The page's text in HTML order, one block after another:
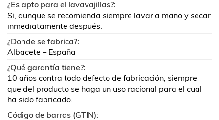
¿Es apto para el lavavajillas?:
Si, aunque se recomienda siempre lavar a mano y secar
inmediatamente después.
¿Donde se fabrica?:
Albacete – España
¿Qué garantía tiene?:
10 años contra todo defecto de fabricación, siempre
que del producto se haga un uso racional para el cual
ha sido fabricado.
Código de barras (GTIN):